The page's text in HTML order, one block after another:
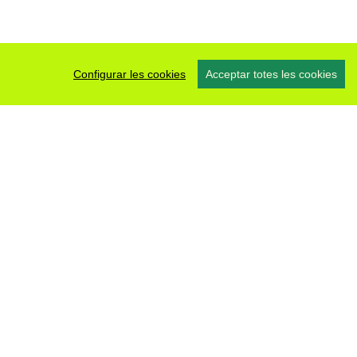
Configurar les cookies Acceptar totes les cookies